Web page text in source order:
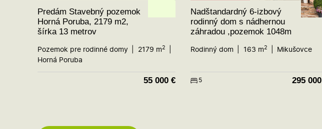
Predám Stavebný pozemok
Horná Poruba, 2179 m2,
šírka 13 metrov
Pozemok pre rodinné domy 2179 m2
Horná Poruba
55 000 €
Nadštandardný 6-izbový
rodinný dom s nádhernou
záhradou ,pozemok 1048m
Rodinný dom 163 m2 Mikušovce
5 295 000